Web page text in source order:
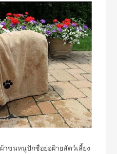
ผ้าขนหนูปักชื่อย่อฝ้ายสัตว์เลี้ยง